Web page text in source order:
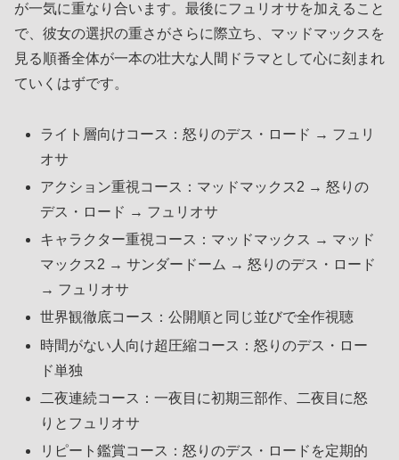
が一気に重なり合います。最後にフュリオサを加えること
で、彼女の選択の重さがさらに際立ち、マッドマックスを
見る順番全体が一本の壮大な人間ドラマとして心に刻まれ
ていくはずです。
ライト層向けコース：怒りのデス・ロード → フュリ
オサ
アクション重視コース：マッドマックス2 → 怒りの
デス・ロード → フュリオサ
キャラクター重視コース：マッドマックス → マッド
マックス2 → サンダードーム → 怒りのデス・ロード
→ フュリオサ
世界観徹底コース：公開順と同じ並びで全作視聴
時間がない人向け超圧縮コース：怒りのデス・ロー
ド単独
二夜連続コース：一夜目に初期三部作、二夜目に怒
りとフュリオサ
リピート鑑賞コース：怒りのデス・ロードを定期的